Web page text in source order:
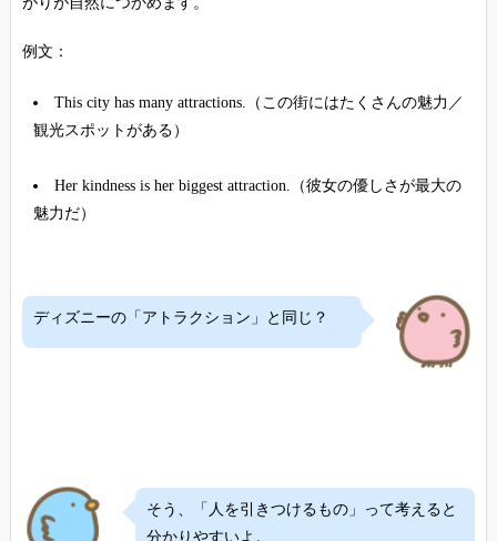
例文：
This city has many attractions.（この街にはたくさんの魅力／
観光スポットがある）
Her kindness is her biggest attraction.（彼女の優しさが最大の
魅力だ）
ディズニーの「アトラクション」と同じ？
そう、「人を引きつけるもの」って考えると
分かりやすいよ。